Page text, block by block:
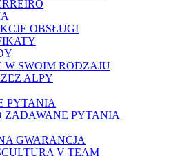
OBSŁUGI
W SWOIM RODZAJU
ALPY
PYTANIA
ZADAWANE PYTANIA
GWARANCJA
V TEAM